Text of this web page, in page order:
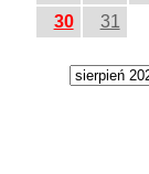
30
31